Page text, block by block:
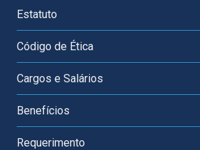
Estatuto
Código de Ética
Cargos e Salários
Benefícios
Requerimento